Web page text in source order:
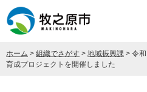
ー
先
頭
ニ
を
飛
ホーム > 組織でさがす > 地域振興課 > 令
育成プロジェクトを開催しました